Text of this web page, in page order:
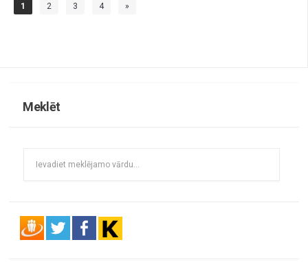
1 2 3 4 »
Meklēt